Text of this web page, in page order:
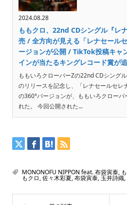
2024.08.28
ももクロ、22nd CDシングル『レ
売 / 全方向が見える「レナセール
ージョンが公開 / TikTok投稿キャ
インが当たるキングレコード賞が
ももいろクローバーZの22nd CDシング
のリリースを記念し、「レナセールセレ
の360°バージョンが、ももいろクローバ
れた。 今回公開された...
MONONOFU NIPPON feat. 布袋寅泰,
もクロ,佐々木彩夏,布袋寅泰, 玉井詩織,